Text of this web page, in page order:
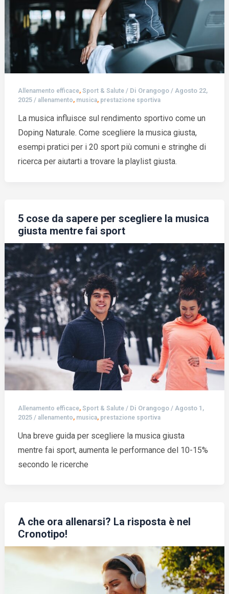
Allenamento efficace, Sport & Salute/ Di Orangogo / Agosto 22,
2025 / allenamento, musica, prestazione sportiva
La musica influisce sul rendimento sportivo come un
Doping Naturale. Come scegliere la musica giusta,
esempi pratici per i 20 sport più comuni e stringhe di
ricerca per aiutarti a trovare la playlist giusta.
5 cose da sapere per scegliere la musica
giusta mentre fai sport
Allenamento efficace, Sport & Salute/ Di Orangogo / Agosto 1,
2025 / allenamento, musica, prestazione sportiva
Una breve guida per scegliere la musica giusta
mentre fai sport, aumenta le performance del 10-15%
secondo le ricerche
A che ora allenarsi? La risposta è nel
Cronotipo!